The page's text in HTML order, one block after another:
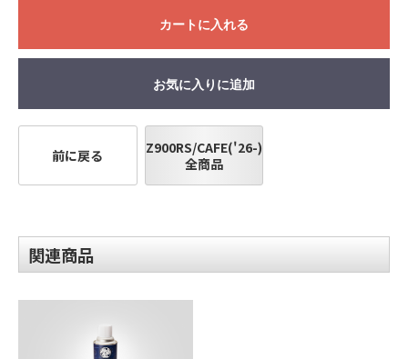
カートに入れる
お気に入りに追加
前に戻る
Z900RS/CAFE('26-)
全商品
関連商品